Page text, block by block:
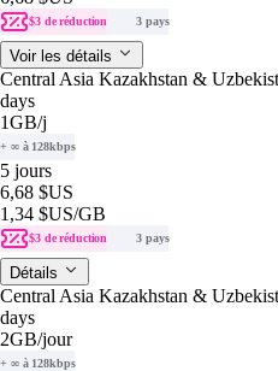
$3 de réduction 3 pays
Voir les détails
Central Asia Kazakhstan &
days
1GB/j
+ ∞ à 128kbps
5 jours
6,68 $US
1,34 $US/GB
$3 de réduction 3 pays
Détails
Central Asia Kazakhstan &
days
2GB/jour
+ ∞ à 128kbps